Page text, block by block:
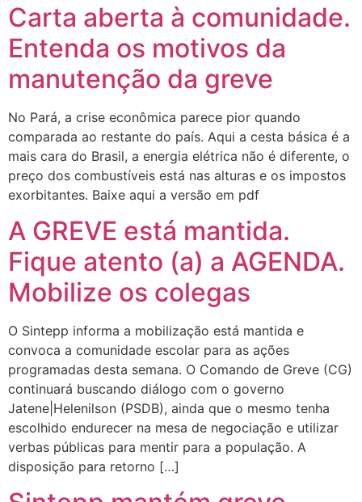
Carta aberta à comunidade.
Entenda os motivos da
manutenção da greve
No Pará, a crise econômica parece pior quando
comparada ao restante do país. Aqui a cesta básica é a
mais cara do Brasil, a energia elétrica não é diferente, o
preço dos combustíveis está nas alturas e os impostos
exorbitantes. Baixe aqui a versão em pdf
A GREVE está mantida.
Fique atento (a) a AGENDA.
Mobilize os colegas
O Sintepp informa a mobilização está mantida e
convoca a comunidade escolar para as ações
programadas desta semana. O Comando de Greve (CG)
continuará buscando diálogo com o governo
Jatene|Helenilson (PSDB), ainda que o mesmo tenha
escolhido endurecer na mesa de negociação e utilizar
verbas públicas para mentir para a população. A
disposição para retorno […]